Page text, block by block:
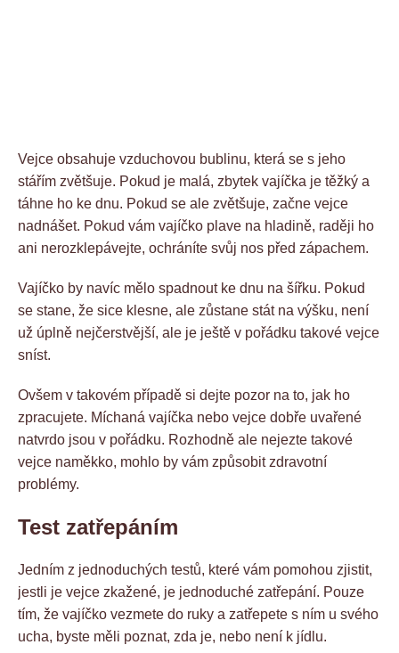
Vejce obsahuje vzduchovou bublinu, která se s jeho
stářím zvětšuje. Pokud je malá, zbytek vajíčka je těžký a
táhne ho ke dnu. Pokud se ale zvětšuje, začne vejce
nadnášet. Pokud vám vajíčko plave na hladině, raději ho
ani nerozklepávejte, ochráníte svůj nos před zápachem.
Vajíčko by navíc mělo spadnout ke dnu na šířku. Pokud
se stane, že sice klesne, ale zůstane stát na výšku, není
už úplně nejčerstvější, ale je ještě v pořádku takové vejce
sníst.
Ovšem v takovém případě si dejte pozor na to, jak ho
zpracujete. Míchaná vajíčka nebo vejce dobře uvařené
natvrdo jsou v pořádku. Rozhodně ale nejezte takové
vejce naměkko, mohlo by vám způsobit zdravotní
problémy.
Test zatřepáním
Jedním z jednoduchých testů, které vám pomohou zjistit,
jestli je vejce zkažené, je jednoduché zatřepání. Pouze
tím, že vajíčko vezmete do ruky a zatřepete s ním u svého
ucha, byste měli poznat, zda je, nebo není k jídlu.